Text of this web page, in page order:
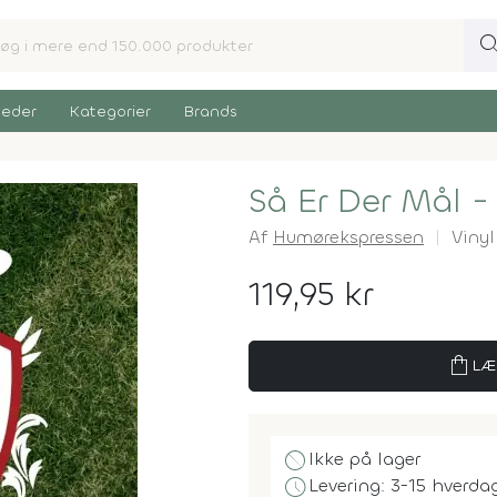
Kategorier Brands
Så Er Der Mål -
Af Humørekspressen
119,95 kr
shopping_bag
block Ikke på lager
scheduleLevering: 3-15